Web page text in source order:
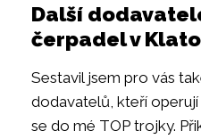
Další
čerpadel v
Sestavil jsem pro vás
dodavatelů, kteří
se do mé TOP trojky.